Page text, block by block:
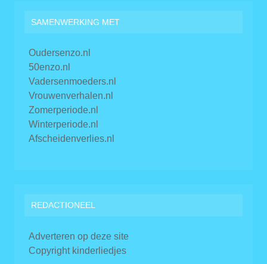
SAMENWERKING MET
Oudersenzo.nl
50enzo.nl
Vadersenmoeders.nl
Vrouwenverhalen.nl
Zomerperiode.nl
Winterperiode.nl
Afscheidenverlies.nl
REDACTIONEEL
Adverteren op deze site
Copyright kinderliedjes